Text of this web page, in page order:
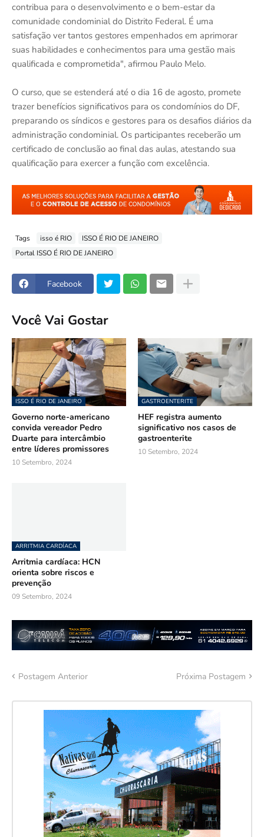
contribua para o desenvolvimento e o bem-estar da
comunidade condominial do Distrito Federal. É uma
satisfação ver tantos gestores empenhados em aprimorar
suas habilidades e conhecimentos para uma gestão mais
qualificada e comprometida", afirmou Paulo Melo.
O curso, que se estenderá até o dia 16 de agosto, promete
trazer benefícios significativos para os condomínios do DF,
preparando os síndicos e gestores para os desafios diários da
administração condominial. Os participantes receberão um
certificado de conclusão ao final das aulas, atestando sua
qualificação para exercer a função com excelência.
Tags isso é RIO
ISSO É RIO DE JANEIRO
Portal ISSO É RIO DE JANEIRO
Facebook
Você Vai Gostar
ISSO É RIO DE JANEIRO
Governo norte-americano
convida vereador Pedro
Duarte para intercâmbio
entre líderes promissores
10 Setembro, 2024
GASTROENTERITE
HEF registra aumento
significativo nos casos de
gastroenterite
10 Setembro, 2024
ARRITMIA CARDÍACA
Arritmia cardíaca: HCN
orienta sobre riscos e
prevenção
09 Setembro, 2024
Postagem Anterior Próxima Postagem